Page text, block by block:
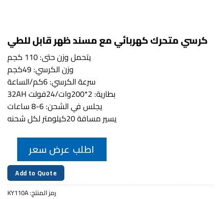
كرسي متحرك كهربائي مع مسند ظهر قابل للطي
يتحمل وزن حتى: 110 كجم
وزن الكرسي: 49كجم
سرعة الكرسي: 6كم/الساعة
بطارية: 2*200وات/24فولت 32AH
يجلس في الشحن: 6-8 ساعات
يسير مسافة 20كيلومتر لكل شحنه
اطلب عرض سعر
Add to Quote
رمز المنتج:KY110A